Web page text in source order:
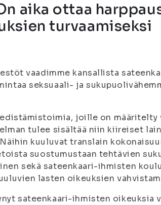
aika ottaa
turvaamiseksi
vaadimme kansallista
seksuaali- ja
joille on määritelty
tulee sisältää niin kiireiset
kuuluvat translain
suostumustaan tehtävien
sekä sateenkaari-ihmisten
lasten oikeuksien
sateenkaari-ihmisten oikeuksia